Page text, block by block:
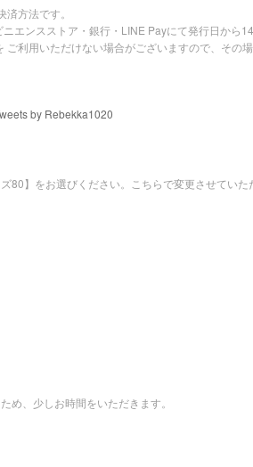
方法です。
エンスストア・銀行・LINE Payにて発行日から
利用いただけない場合がございますので、その
by Rebekka1020
80】をお選びください。こちらで変更させてい
め、少しお時間をいただきます。